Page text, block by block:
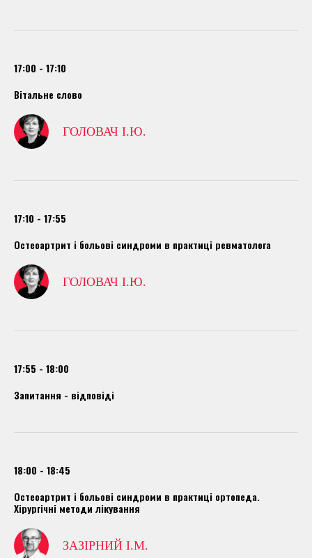
17:00 - 17:10
Вітальне слово
ГОЛОВАЧ І.Ю.
17:10 - 17:55
Остеоартрит і больові синдроми в практиці ревматолога
ГОЛОВАЧ І.Ю.
17:55 - 18:00
Запитання - відповіді
18:00 - 18:45
Остеоартрит і больові синдроми в практиці ортопеда.
Хірургічні методи лікування
ЗАЗІРНИЙ І.М.